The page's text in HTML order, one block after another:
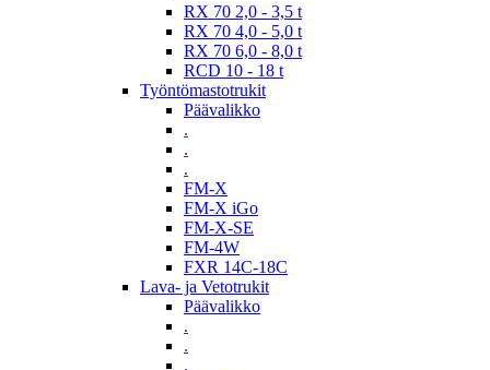
RX 70 2,0 - 3,5 t
RX 70 4,0 - 5,0 t
RX 70 6,0 - 8,0 t
RCD 10 - 18 t
Työntömastotrukit
Päävalikko
.
.
.
FM-X
FM-X iGo
FM-X-SE
FM-4W
FXR 14C-18C
Lava- ja Vetotrukit
Päävalikko
.
.
.